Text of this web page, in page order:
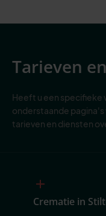
Tarieven
Heeft u een specifieke
onderstaande pagina's
tarieven en diensten
Crematie in